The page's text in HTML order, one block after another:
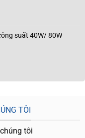
suất 40W/ 80W
TÔI
tôi